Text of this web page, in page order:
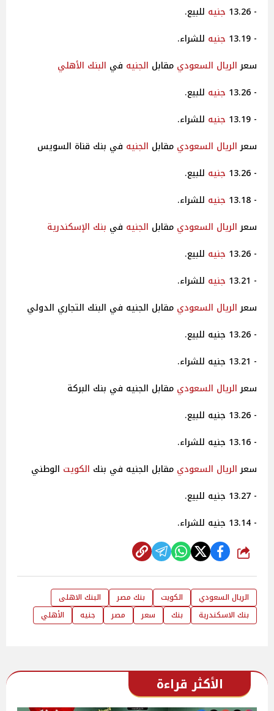
- 13.26 جنيه للبيع.
- 13.19
جنيه للشراء.
سعرالريال السعودي مقابل الجنيه في البنك الأهلي
- 13.26
جنيه للبيع.
- 13.19
جنيه للشراء.
سعرالريال السعودي مقابل الجنيه في بنك قناة السويس
- 13.26
جنيه للبيع.
- 13.18
جنيه للشراء.
سعرالريال السعودي مقابل الجنيه في بنك الإسكندرية
- 13.26
جنيه للبيع.
- 13.21
جنيه للشراء.
سعرالريال السعودي مقابل الجنيه في البنك التجاري الدولي
- 13.26 جنيه للبيع.
- 13.21 جنيه للشراء.
سعرالريال السعودي مقابل الجنيه في بنك البركة
- 13.26 جنيه للبيع.
- 13.16 جنيه للشراء.
سعرالريال السعودي مقابل الجنيه في بنك الكويت الوطني
- 13.27 جنيه للبيع.
- 13.14 جنيه للشراء.
شارك
الريال السعودي الكويت بنك مصر
البنك الاهلى
بنك الاسكندرية
بنك سعر مصر جنيه الأهلي
الأكثر قراءة